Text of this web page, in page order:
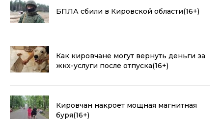
БПЛА сбили в Кировской области(16+)
Как кировчане могут вернуть деньги за
жкх-услуги после отпуска(16+)
Кировчан накроет мощная магнитная
буря(16+)